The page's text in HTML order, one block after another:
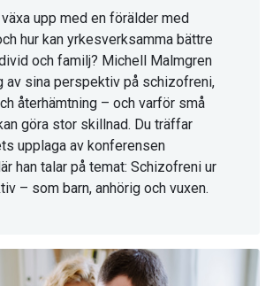
upp med en förälder med
hur kan yrkesverksamma bättre
och familj? Michell Malmgren
av sina perspektiv på schizofreni,
återhämtning – och varför små
göra stor skillnad. Du träffar
upplaga av konferensen
han talar på temat: Schizofreni ur
– som barn, anhörig och vuxen.